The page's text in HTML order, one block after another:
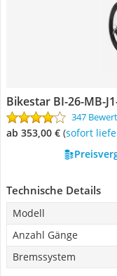
Bikestar BI-26-MB-
347
ab 353,00 € ( Sofort
Technische Details
Modell
Anzahl Gänge
Bremssystem